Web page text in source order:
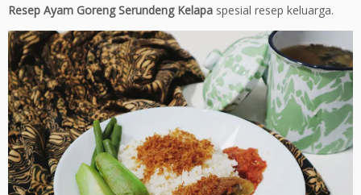
Resep Ayam Goreng Serundeng Kelapa spesial resep keluarga.